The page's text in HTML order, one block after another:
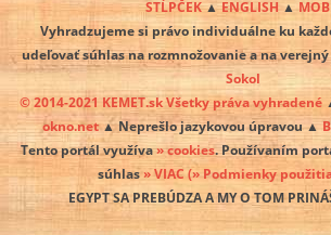
STĹPČEK▲ENGLISH▲
Vyhradzujeme si právo individuálne ku
udeľovať súhlas na rozmnožovanie a na
Sokol
© 2014-2021 KEMET.sk Všetky práva vyhradené
okno.net▲ Neprešlo jazykovou úpravou ▲
Tento portál využíva» cookies. Používaním
súhlas» VIAC(» Podmienky
EGYPT SA PREBÚDZA A MY O TOM